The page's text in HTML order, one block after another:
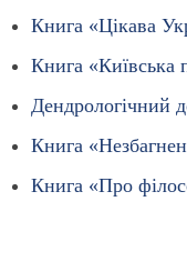
Книга «Цікава
Книга «Київська
Дендрологічний
Книга
Книга «Про